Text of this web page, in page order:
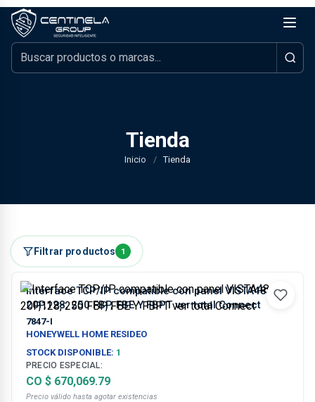
Tienda
Inicio / Tienda
Filtrar productos 1
Interface TCP/IP compatible con panel VISTA48,
20P,128, 250 FBP, FBE Y FBPT ver total Connect
7847-I
HONEYWELL HOME RESIDEO
STOCK DISPONIBLE: 1
PRECIO ESPECIAL:
CO $ 670,069.79
Precio válido hasta agotar existencias